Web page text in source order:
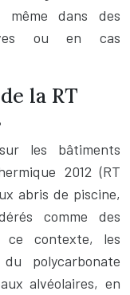
dans des
ou en cas
la RT
les bâtiments
2012 (RT
abris de piscine,
comme des
ce contexte, les
polycarbonate
alvéolaires, en